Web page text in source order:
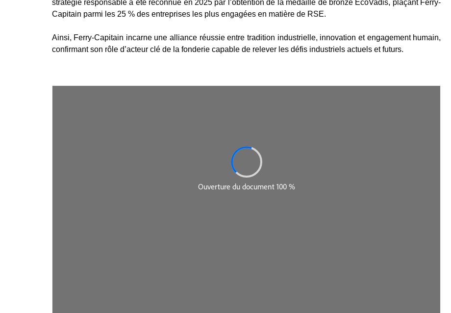
stratégie responsable a été reconnue en 2025 par l’obtention de la médaille de bronze EcoVadis, plaçant Ferry-
Capitain parmi les 25 % des entreprises les plus engagées en matière de RSE.
Ainsi, Ferry-Capitain incarne une alliance réussie entre tradition industrielle, innovation et engagement humain,
confirmant son rôle d’acteur clé de la fonderie capable de relever les défis industriels actuels et futurs.